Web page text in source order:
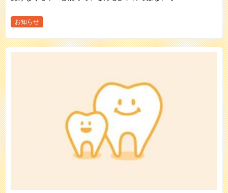
お知らせ